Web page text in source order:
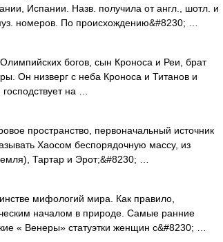
Испании. Назв. получила от англ., шотл. и
номеров. По происхождению&#8230; …
богов, сын Кроноса и Реи, брат
Он низверг с неба Кроноса и Титанов и
на …
пространство, первоначальный источник
Хаосом беспорядочную массу, из
Тартар и Эрот;&#8230; …
мифологий мира. Как правило,
началом в природе. Самые ранние
« Венеры» статуэтки женщин с&#8230; …